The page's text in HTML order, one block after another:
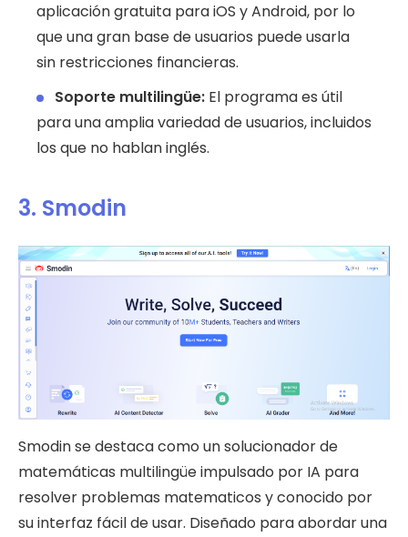
aplicación gratuita para iOS y Android, por lo
que una gran base de usuarios puede usarla
sin restricciones financieras.
Soporte multilingüe: El programa es útil
para una amplia variedad de usuarios, incluidos
los que no hablan inglés.
3. Smodin
Smodin se destaca como un solucionador de
matemáticas multilingüe impulsado por IA para
resolver problemas matematicos y conocido por
su interfaz fácil de usar. Diseñado para abordar una